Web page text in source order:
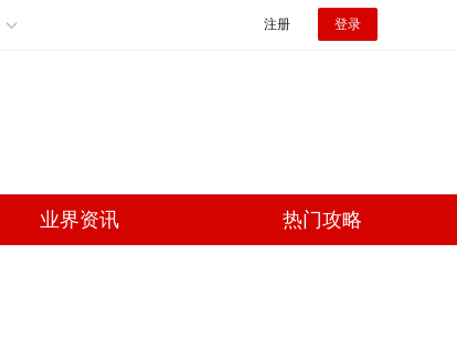
注册 登录
业界资讯 热门攻略